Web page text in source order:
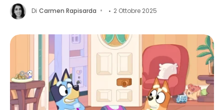
Di Carmen Rapisarda 2 Ottobre 2025